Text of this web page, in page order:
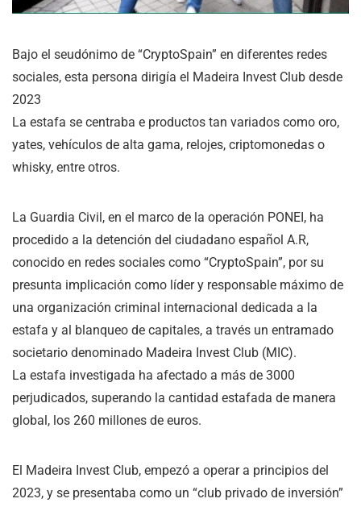
Bajo el seudónimo de “CryptoSpain” en diferentes redes
sociales, esta persona dirigía el Madeira Invest Club desde
2023
La estafa se centraba e productos tan variados como oro,
yates, vehículos de alta gama, relojes, criptomonedas o
whisky, entre otros.
La Guardia Civil, en el marco de la operación PONEI, ha
procedido a la detención del ciudadano español A.R,
conocido en redes sociales como “CryptoSpain”, por su
presunta implicación como líder y responsable máximo de
una organización criminal internacional dedicada a la
estafa y al blanqueo de capitales, a través un entramado
societario denominado Madeira Invest Club (MIC).
La estafa investigada ha afectado a más de 3000
perjudicados, superando la cantidad estafada de manera
global, los 260 millones de euros.
El Madeira Invest Club, empezó a operar a principios del
2023, y se presentaba como un “club privado de inversión”